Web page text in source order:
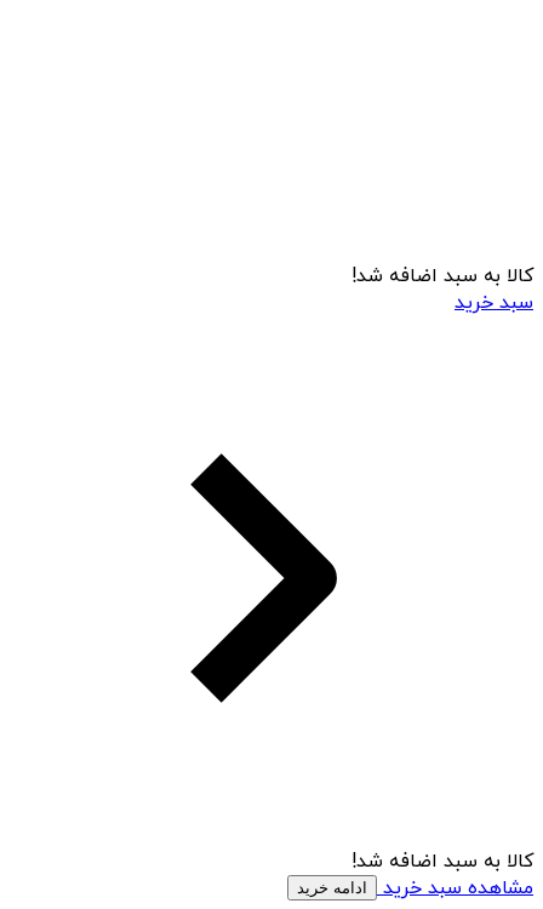
کالا به سبد اضافه شد!
سبد خرید
کالا به سبد اضافه شد!
مشاهده سبد خرید
ادامه خرید